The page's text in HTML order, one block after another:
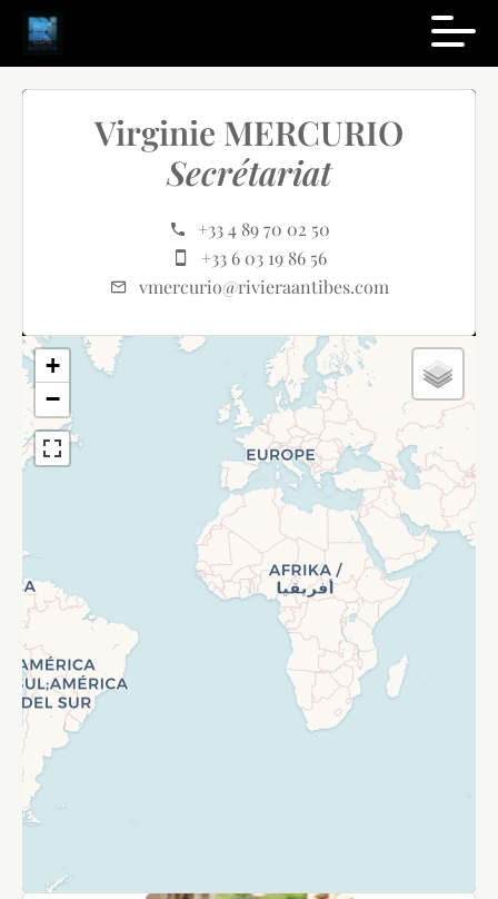
Virginie MERCURIO
Secrétariat
+33 4 89 70 02 50
+33 6 03 19 86 56
vmercurio@rivieraantibes.com
+
−